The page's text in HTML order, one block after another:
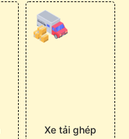
Xe tải ghép